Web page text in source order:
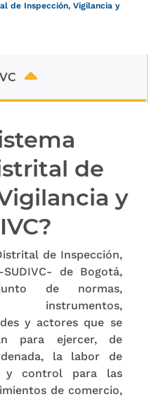
de Inspección, Vigilancia y
de
y
de Inspección,
de Bogotá,
de normas,
instrumentos,
y actores que se
para ejercer, de
la labor de
y control para las
de comercio,